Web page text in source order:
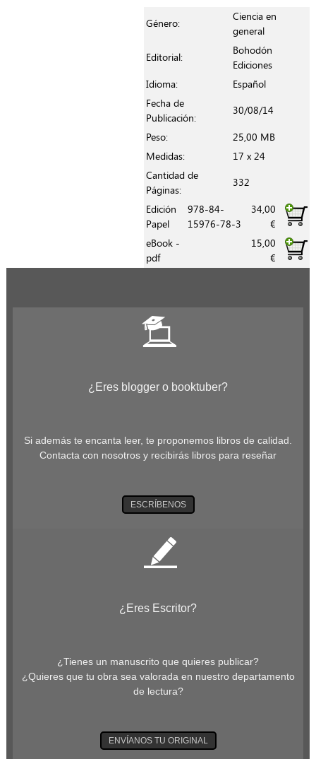
Género:
Ciencia en
general
Editorial:
Bohodón
Ediciones
Idioma:
Español
Fecha de
Publicación:
30/08/14
Peso:
25,00 MB
Medidas:
17 x 24
Cantidad de
Páginas:
332
Edición
Papel
978-84-
15976-78-3
34,00
€
eBook -
pdf
15,00
€
¿Eres blogger o booktuber?
Si además te encanta leer, te proponemos libros de calidad.
Contacta con nosotros y recibirás libros para reseñar
ESCRÍBENOS
¿Eres Escritor?
¿Tienes un manuscrito que quieres publicar?
¿Quieres que tu obra sea valorada en nuestro departamento
de lectura?
ENVÍANOS TU ORIGINAL